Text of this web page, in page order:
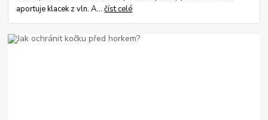
aportuje klacek z vln. A...číst celé